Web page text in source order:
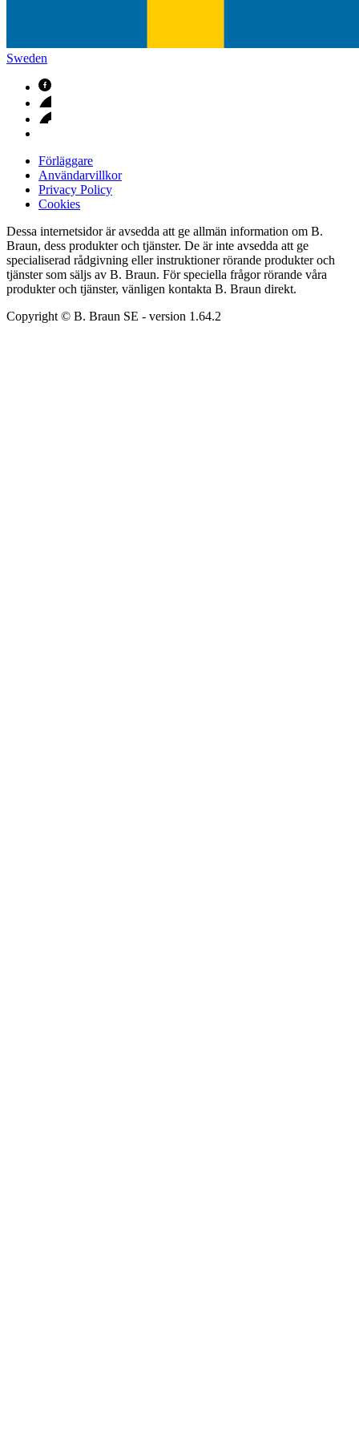
Sweden
Förläggare
Användarvillkor
Privacy Policy
Cookies
Dessa internetsidor är avsedda att ge allmän information om B.
Braun, dess produkter och tjänster. De är inte avsedda att ge
specialiserad rådgivning eller instruktioner rörande produkter och
tjänster som säljs av B. Braun. För speciella frågor rörande våra
produkter och tjänster, vänligen kontakta B. Braun direkt.
Copyright © B. Braun SE - version 1.64.2